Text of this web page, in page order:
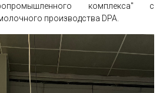
комплекса" с
производства DPA.